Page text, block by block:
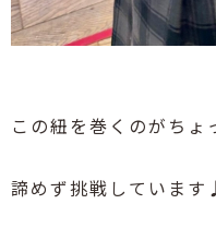
この紐を巻くのがち
諦めず挑戦しています